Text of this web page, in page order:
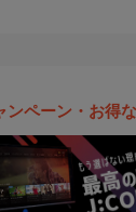
ンペーン・お得